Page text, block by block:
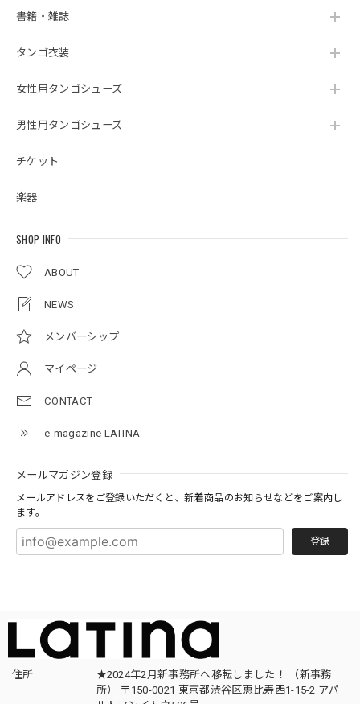
書籍・雑誌
タンゴ衣装
女性用タンゴシューズ
男性用タンゴシューズ
チケット
楽器
SHOP INFO
ABOUT
NEWS
メンバーシップ
マイページ
CONTACT
e-magazine LATINA
メールマガジン登録
メールアドレスをご登録いただくと、新着商品のお知らせなどをご案内し
ます。
登録
住所
★2024年2月新事務所へ移転しました！ （新事務
所） 〒150-0021 東京都渋谷区恵比寿西1-15-2 アパ